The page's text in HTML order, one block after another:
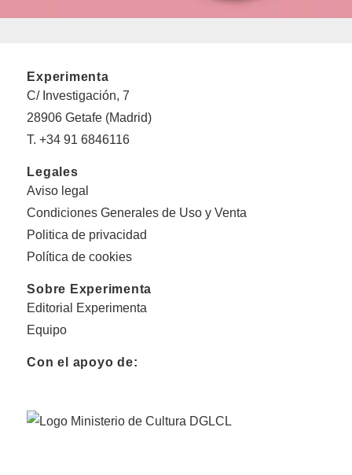
Experimenta
C/ Investigación, 7
28906 Getafe (Madrid)
T. +34 91 6846116
Legales
Aviso legal
Condiciones Generales de Uso y Venta
Politica de privacidad
Política de cookies
Sobre Experimenta
Editorial Experimenta
Equipo
Con el apoyo de: